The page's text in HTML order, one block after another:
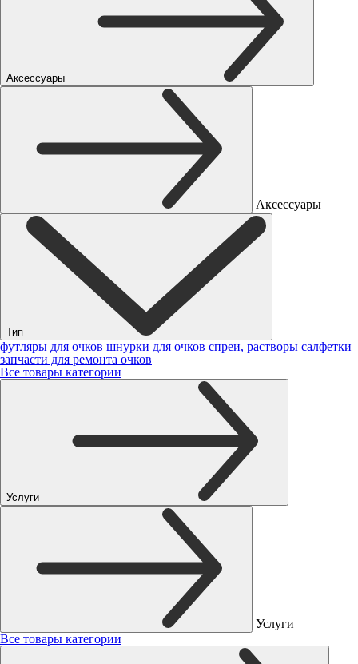
Аксессуары
Аксессуары
Тип
футляры для очков шнурки для очков спреи, растворы салфетки
запчасти для ремонта очков
Все товары категории
Услуги
Услуги
Все товары категории